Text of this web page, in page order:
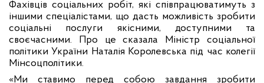
Фахівців соціальних робіт, які співпрацюватимуть з
іншими спеціалістами, що дасть можливість зробити
соціальні послуги якісними, доступними та
своєчасними. Про це сказала Міністр соціальної
політики України Наталія Королевська під час колегії
Мінсоцполітики.
«Ми ставимо перед собою завдання зробити